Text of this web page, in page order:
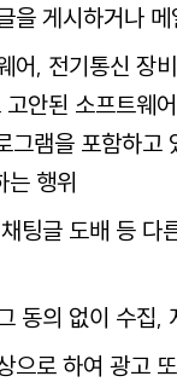
을 게시하거나
어, 전기통신 장
안된 소프트웨
그램을 포함하고
는 행위
팅글 도배 등 다
동의 없이 수집,
으로 하여 광고